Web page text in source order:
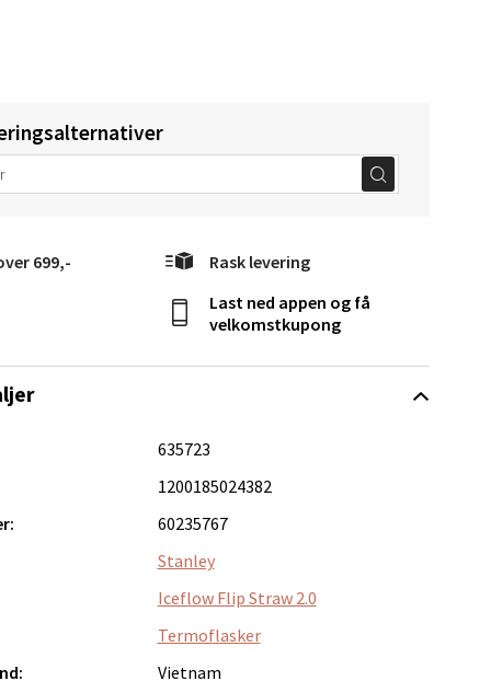
699,- Rask levering
Last ned appen og få
velkomstkupong
635723
1200185024382
60235767
Stanley
Iceflow Flip Straw 2.0
Termoflasker
Vietnam